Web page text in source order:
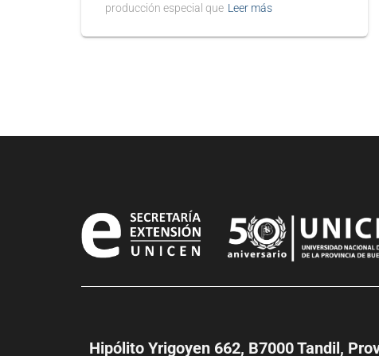
producción especial que Leer más
Hipólito Yrigoyen 662, B7000 Tandil,